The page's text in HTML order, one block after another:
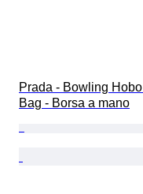
Prada - Bowling Hobo
Bag - Borsa a mano